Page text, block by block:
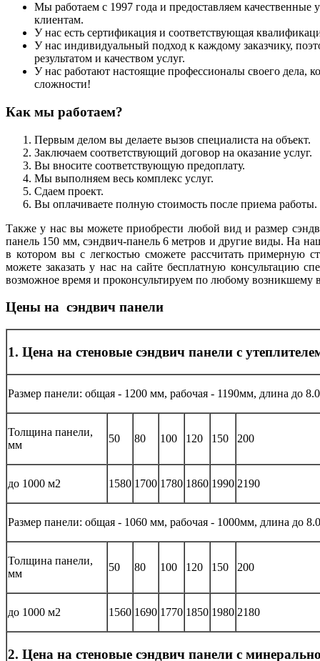
Мы работаем с 1997 года и предоставляем
клиентам.
У нас есть сертификация и соответствующая
У нас индивидуальный подход к каждому заказчику,
результатом и качеством услуг.
У нас работают настоящие профессионалы своего дела,
сложности!
Как мы работаем?
Первым делом вы делаете вызов специалиста на объект.
Заключаем соответствующий договор на оказание услуг.
Вы вносите соответствующую предоплату.
Мы выполняем весь комплекс услуг.
Сдаем проект.
Вы оплачиваете полную стоимость после приема работы.
Также у нас вы можете приобрести любой вид и размер
панель 150 мм, сэндвич-панель 6 метров и другие виды. На
в котором вы с легкостью сможете рассчитать примерную
можете заказать у нас на сайте бесплатную консультацию
возможное время и проконсультируем по любому возникшему
Цены на сэндвич панели
1. Цена на стеновые сэндвич панели с
Размер панели: общая - 1200 мм, рабочая - 1190мм, длина до
Толщина панели,
мм
50 80 100 120 150 200
до 1000 м2 1580 1700 1780 1860 1990 2190
Размер панели: общая - 1060 мм, рабочая - 1000мм, длина до
Толщина панели,
мм
50 80 100 120 150 200
до 1000 м2 1560 1690 1770 1850 1980 2180
2. Цена на стеновые сэндвич панели с